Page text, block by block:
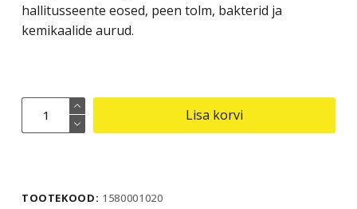
hallitusseente eosed, peen tolm, bakterid ja
kemikaalide aurud.
Disainõhupuhasti
AirgoClean
Lisa korvi
TOOTEKOOD: 1580001020